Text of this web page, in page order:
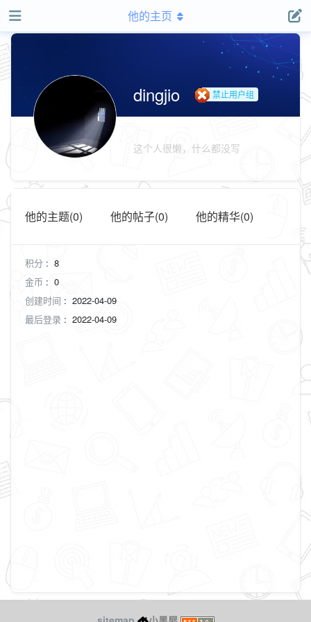
他的主页
dingjio 禁止用户组
这个人很懒，什么都没写
他的主题(0) 他的帖子(0) 他的精华(0)
积分 : 8
金币 : 0
创建时间 : 2022-04-09
最后登录 : 2022-04-09